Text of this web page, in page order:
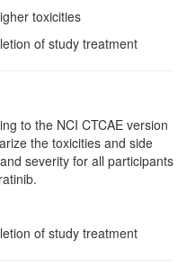
toxicities
of study treatment
to the NCI CTCAE version
the toxicities and side
severity for all participants
of study treatment